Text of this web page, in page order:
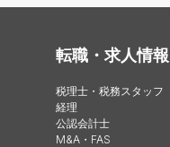
転職・求人情
税理士・税務スタッフ
経理
公認会計士
M&A・FAS